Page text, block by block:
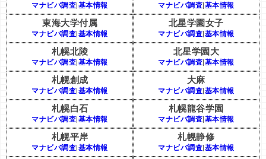
マナビバ調査|基本情報 マナビバ調査|基本情報
東海大学付属
マナビバ調査|基本情報
北星学園女子
マナビバ調査|基本情報
札幌北陵
マナビバ調査|基本情報
北星学園大
マナビバ調査|基本情報
札幌創成
マナビバ調査|基本情報
大麻
マナビバ調査|基本情報
札幌白石
マナビバ調査|基本情報
札幌龍谷学園
マナビバ調査|基本情報
札幌平岸
マナビバ調査|基本情報
札幌静修
マナビバ調査|基本情報